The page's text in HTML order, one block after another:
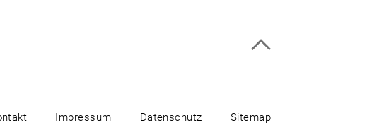
Impressum Datenschutz Sitemap